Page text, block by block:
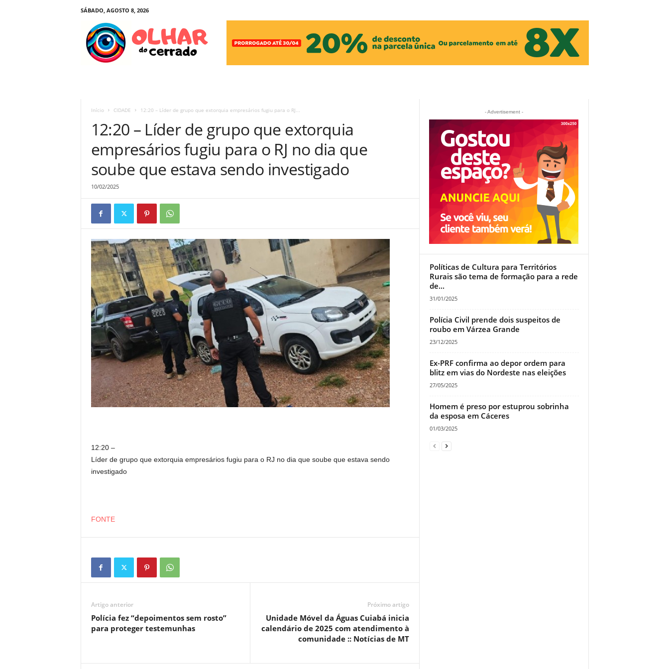
SÁBADO, AGOSTO 8, 2026
Início CIDADE 12:20 – Líder de grupo que extorquia empresários fugiu para o RJ...
12:20 – Líder de grupo que extorquia
empresários fugiu para o RJ no dia que
soube que estava sendo investigado
10/02/2025
12:20 –
Líder de grupo que extorquia empresários fugiu para o RJ no dia que soube que estava sendo
investigado
FONTE
Artigo anterior
Polícia fez “depoimentos sem rosto”
para proteger testemunhas
Próximo artigo
Unidade Móvel da Águas Cuiabá inicia
calendário de 2025 com atendimento à
comunidade :: Notícias de MT
- Advertisement -
Políticas de Cultura para Territórios
Rurais são tema de formação para a rede
de...
31/01/2025
Polícia Civil prende dois suspeitos de
roubo em Várzea Grande
23/12/2025
Ex-PRF confirma ao depor ordem para
blitz em vias do Nordeste nas eleições
27/05/2025
Homem é preso por estuprou sobrinha
da esposa em Cáceres
01/03/2025